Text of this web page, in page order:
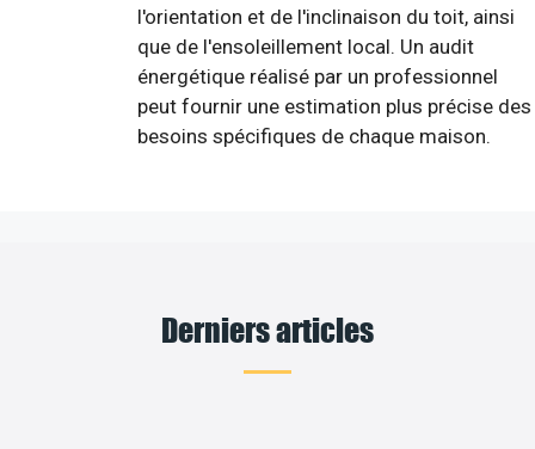
l'orientation et de l'inclinaison du toit, ainsi
que de l'ensoleillement local. Un audit
énergétique réalisé par un professionnel
peut fournir une estimation plus précise des
besoins spécifiques de chaque maison.
Derniers articles